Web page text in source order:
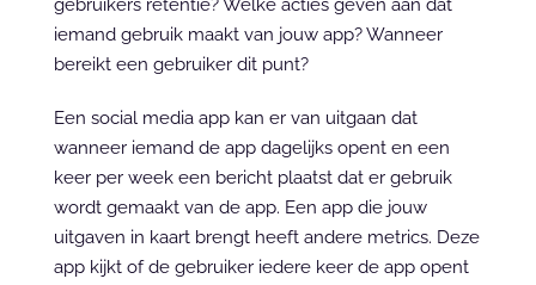
gebruikers retentie? Welke acties geven aan dat
iemand gebruik maakt van jouw app? Wanneer
bereikt een gebruiker dit punt?
Een social media app kan er van uitgaan dat
wanneer iemand de app dagelijks opent en een
keer per week een bericht plaatst dat er gebruik
wordt gemaakt van de app. Een app die jouw
uitgaven in kaart brengt heeft andere metrics. Deze
app kijkt of de gebruiker iedere keer de app opent